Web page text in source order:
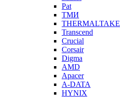
Pat
ТМИ
THERMALTAKE
Transcend
Crucial
Corsair
Digma
AMD
Apacer
A-DATA
HYNIX